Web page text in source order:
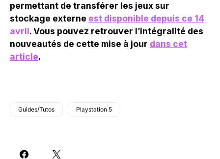
permettant de transférer les jeux sur
stockage externe est disponible depuis ce 14
avril. Vous pouvez retrouver l’intégralité des
nouveautés de cette mise à jour dans cet
article.
Guides/Tutos Playstation 5